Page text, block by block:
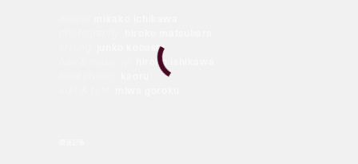
junko kobashi
hiroko ishikawa